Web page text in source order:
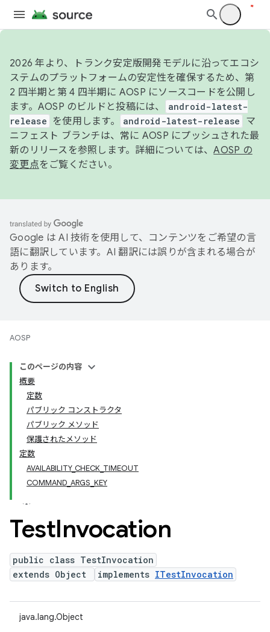
2026 年より、トランク安定版開発モデルに沿ってエコシ
ステムのプラットフォームの安定性を確保するため、第
2 四半期と第 4 四半期に AOSP にソースコードを公開し
ます。AOSP のビルドと投稿には、
android-latest-
release
を使用します。 android-latest-release
マ
ニフェスト ブランチは、常に AOSP にプッシュされた最
新のリリースを参照します。詳細については、AOSP の
変更点をご覧ください。
Google は AI 技術を使用して、コンテンツをご希望の言
語に翻訳しています。AI 翻訳には誤りが含まれる場合が
あります。
AOSP
このページの内容
概要
定数
パブリック コンストラクタ
パブリック メソッド
保護されたメソッド
定数
AVAILABILITY_CHECK_TIMEOUT
COMMAND_ARGS_KEY
TestInvocation
public class TestInvocation
extends Object
implements ITestInvocation
java.lang.Object